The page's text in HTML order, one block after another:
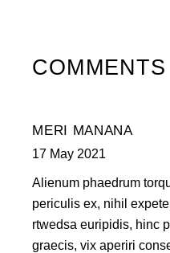
COMMENTS
MERI MANANA
17 May 2021
Alienum phaedrum
periculis ex, nihil
rtwedsa euripidis, hinc
graecis, vix aperiri